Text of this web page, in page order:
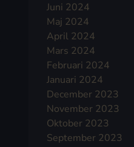
Juni 2024
Maj 2024
April 2024
Mars 2024
Februari 2024
Januari 2024
December 2023
November 2023
Oktober 2023
September 2023